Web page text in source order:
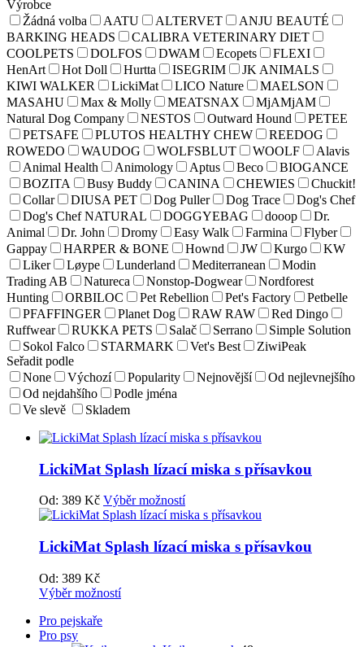
Výrobce
Žádná volba
AATU ALTERVET
ANJU BEAUTÉ
BARKING HEADS
CALIBRA VETERINARY DIET
COOLPETS
DOLFOS DWAM Ecopets
FLEXI
HenArt
Hot Doll Hurtta ISEGRIM
JK ANIMALS
KIWI WALKER
LickiMat LICO Nature
MAELSON
MASAHU
Max & Molly MEATSNAX
MjAMjAM
Natural Dog Company
NESTOS Outward Hound
PETEE
PETSAFE
PLUTOS HEALTHY CHEW
REEDOG
ROWEDO
WAUDOG WOLFSBLUT WOOLF
Alavis
Animal Health
Animology Aptus Beco
BIOGANCE
BOZITA
Busy Buddy CANINA CHEWIES
Chuckit!
Collar
DIUSA PET Dog Puller Dog Trace
Dog's Chef
Dog's Chef NATURAL
DOGGYEBAG dooop
Dr.
Animal
Dr. John Dromy Easy Walk Farmina
Flyber
Gappay
HARPER & BONE Hownd JW Kurgo
KW
Liker
Løype Lunderland Mediterranean
Modin
Trading AB
Natureca Nonstop-Dogwear
Nordforest
Hunting
ORBILOC Pet Rebellion Pet's Factory
Petbelle
PFAFFINGER
Planet Dog RAW RAW
Red Dingo
Ruffwear
RUKKA PETS Salač Serrano
Simple Solution
Sokol Falco
STARMARK Vet's Best
ZiwiPeak
Seřadit podle
None
Výchozí Popularity Nejnovější
Od nejlevnejšího
Od nejdahšího
Podle jména
Ve slevě
Skladem
LickiMat Splash lízací miska s přísavkou
Od: 389 Kč Výběr možností
LickiMat Splash lízací miska s přísavkou
Od: 389 Kč
Výběr možností
Pro pejskaře
Pro psy